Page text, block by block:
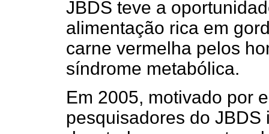
JBDS teve a
alimentação rica em
carne vermelha pelos
síndrome metabólica.
Em 2005, motivado por
pesquisadores do